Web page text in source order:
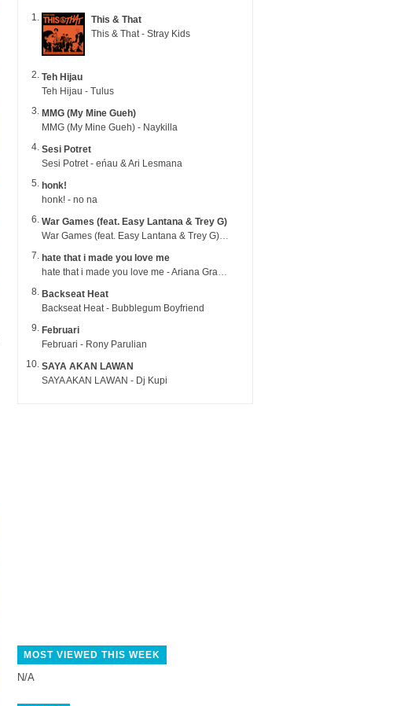
This & That
This & That - Stray Kids
Teh Hijau
Teh Hijau - Tulus
MMG (My Mine Gueh)
MMG (My Mine Gueh) - Naykilla
Sesi Potret
Sesi Potret - eńau & Ari Lesmana
honk!
honk! - no na
War Games (feat. Easy Lantana & Trey G)
War Games (feat. Easy Lantana & Trey G) - Trub
hate that i made you love me
hate that i made you love me - Ariana Grande
Backseat Heat
Backseat Heat - Bubblegum Boyfriend
Februari
Februari - Rony Parulian
SAYA AKAN LAWAN
SAYA AKAN LAWAN - Dj Kupi
MOST VIEWED THIS WEEK
N/A